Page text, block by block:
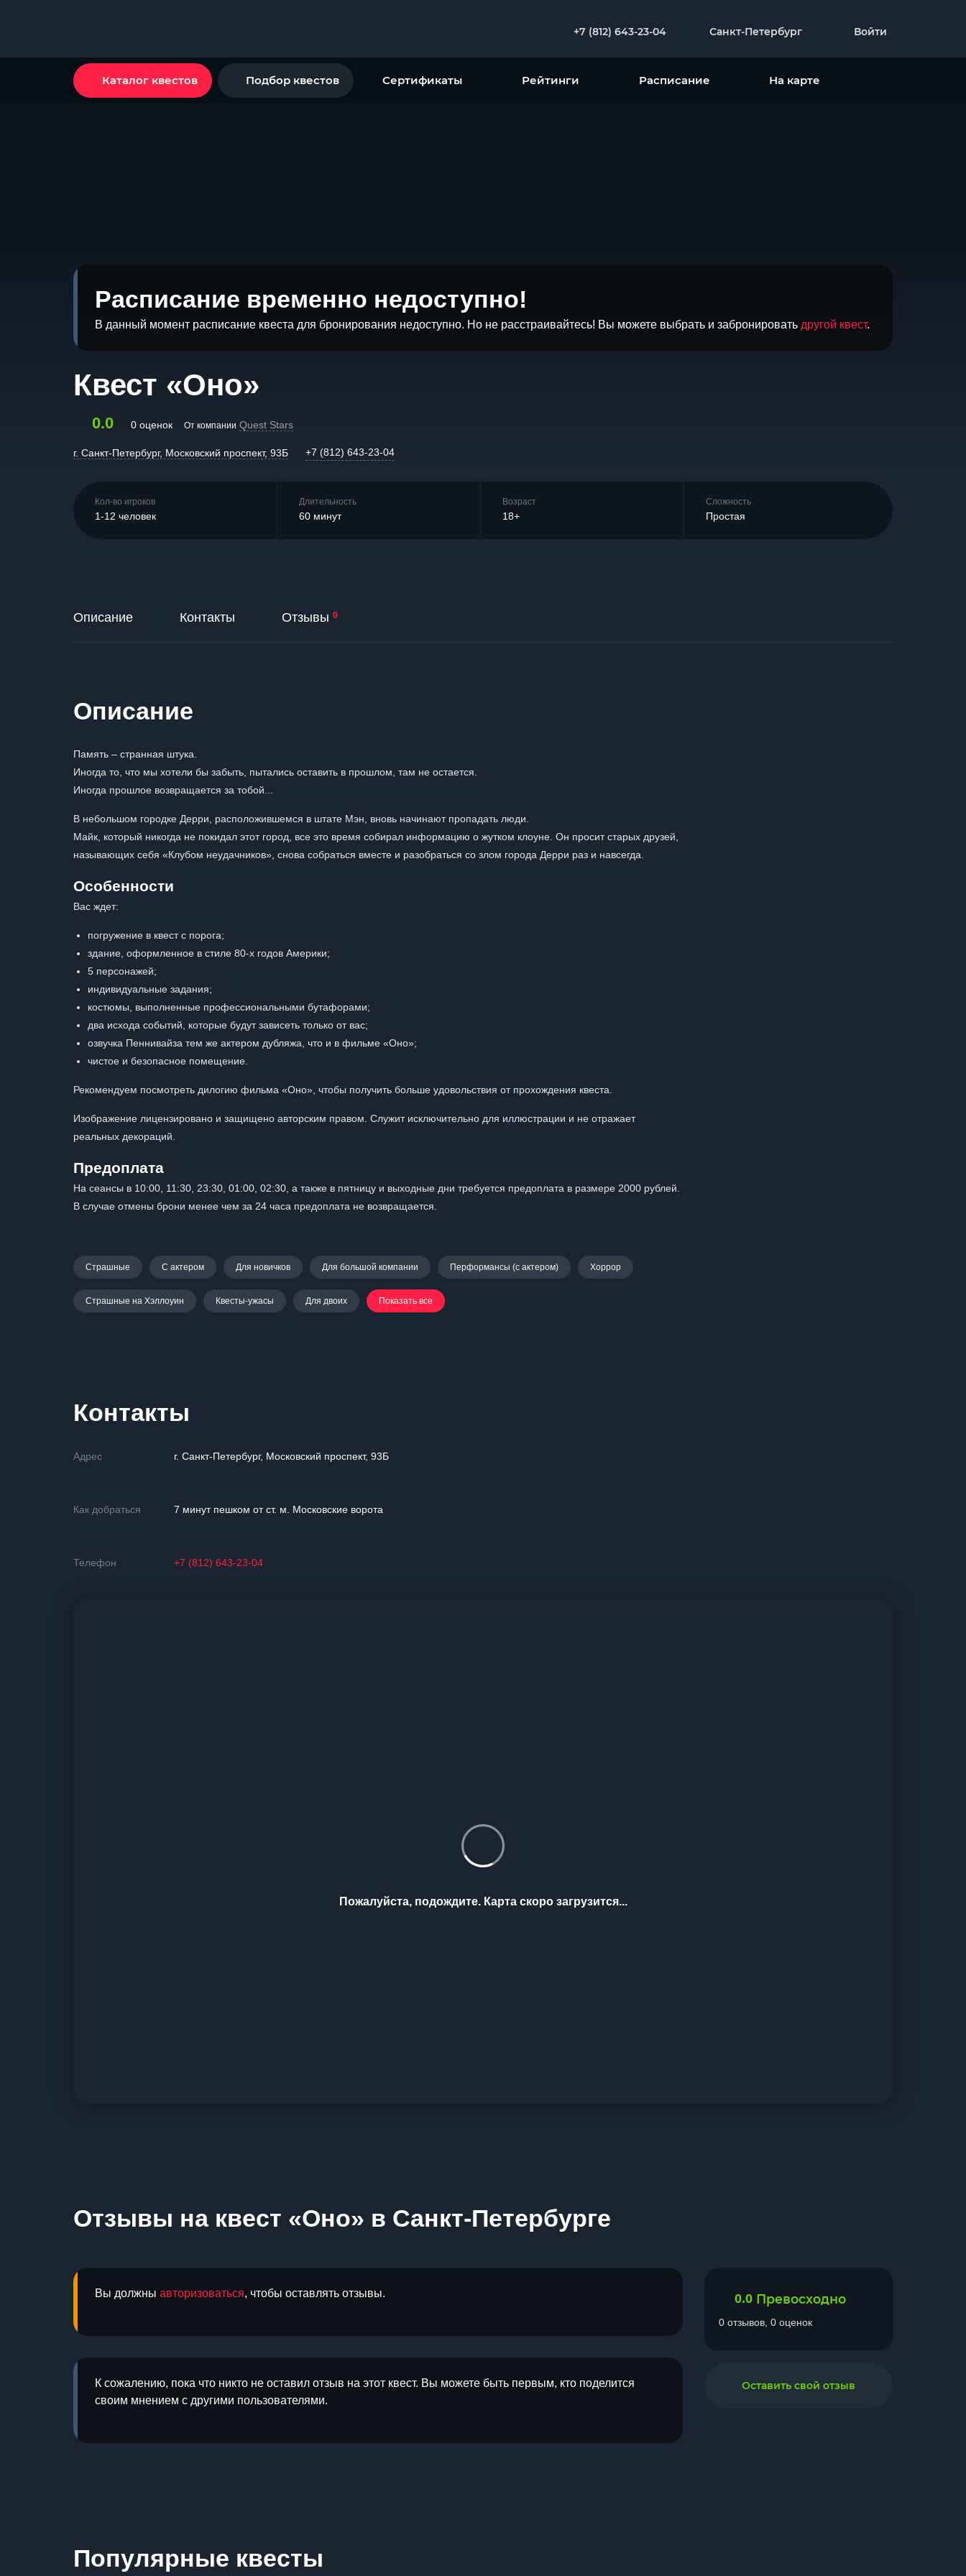
+7 (812) 643-23-04 Санкт-Петербург Войти
Каталог квестов Подбор квестов Сертификаты Рейтинги Расписание На карте
Расписание временно недоступно!
В данный момент расписание квеста для бронирования недоступно. Но не расстраивайтесь! Вы можете выбрать и забронировать другой квест.
Квест «Оно»
0.0 0 оценок От компании Quest Stars
г. Санкт-Петербург, Московский проспект, 93Б +7 (812) 643-23-04
Кол-во игроков
1-12 человек
Длительность
60 минут
Возраст
18+
Сложность
Простая
Описание Контакты Отзывы 0
Описание
Память – странная штука.
Иногда то, что мы хотели бы забыть, пытались оставить в прошлом, там не остается.
Иногда прошлое возвращается за тобой...
В небольшом городке Дерри, расположившемся в штате Мэн, вновь начинают пропадать люди.
Майк, который никогда не покидал этот город, все это время собирал информацию о жутком клоуне. Он просит старых друзей,
называющих себя «Клубом неудачников», снова собраться вместе и разобраться со злом города Дерри раз и навсегда.
Особенности
Вас ждет:
погружение в квест с порога;
здание, оформленное в стиле 80-х годов Америки;
5 персонажей;
индивидуальные задания;
костюмы, выполненные профессиональными бутафорами;
два исхода событий, которые будут зависеть только от вас;
озвучка Пеннивайза тем же актером дубляжа, что и в фильме «Оно»;
чистое и безопасное помещение.
Рекомендуем посмотреть дилогию фильма «Оно», чтобы получить больше удовольствия от прохождения квеста.
Изображение лицензировано и защищено авторским правом. Служит исключительно для иллюстрации и не отражает
реальных декораций.
Предоплата
На сеансы в 10:00, 11:30, 23:30, 01:00, 02:30, а также в пятницу и выходные дни требуется предоплата в размере 2000 рублей.
В случае отмены брони менее чем за 24 часа предоплата не возвращается.
Страшные С актером Для новичков Для большой компании Перформансы (с актером) Хоррор
Страшные на Хэллоуин Квесты-ужасы Для двоих Показать все
Контакты
Адрес г. Санкт-Петербург, Московский проспект, 93Б
Как добраться 7 минут пешком от ст. м. Московские ворота
Телефон +7 (812) 643-23-04
Пожалуйста, подождите. Карта скоро загрузится...
Отзывы на квест «Оно» в Санкт-Петербурге
Вы должны авторизоваться, чтобы оставлять отзывы.
К сожалению, пока что никто не оставил отзыв на этот квест. Вы можете быть первым, кто поделится
своим мнением с другими пользователями.
0.0 Превосходно
0 отзывов, 0 оценок
Оставить свой отзыв
Популярные квесты